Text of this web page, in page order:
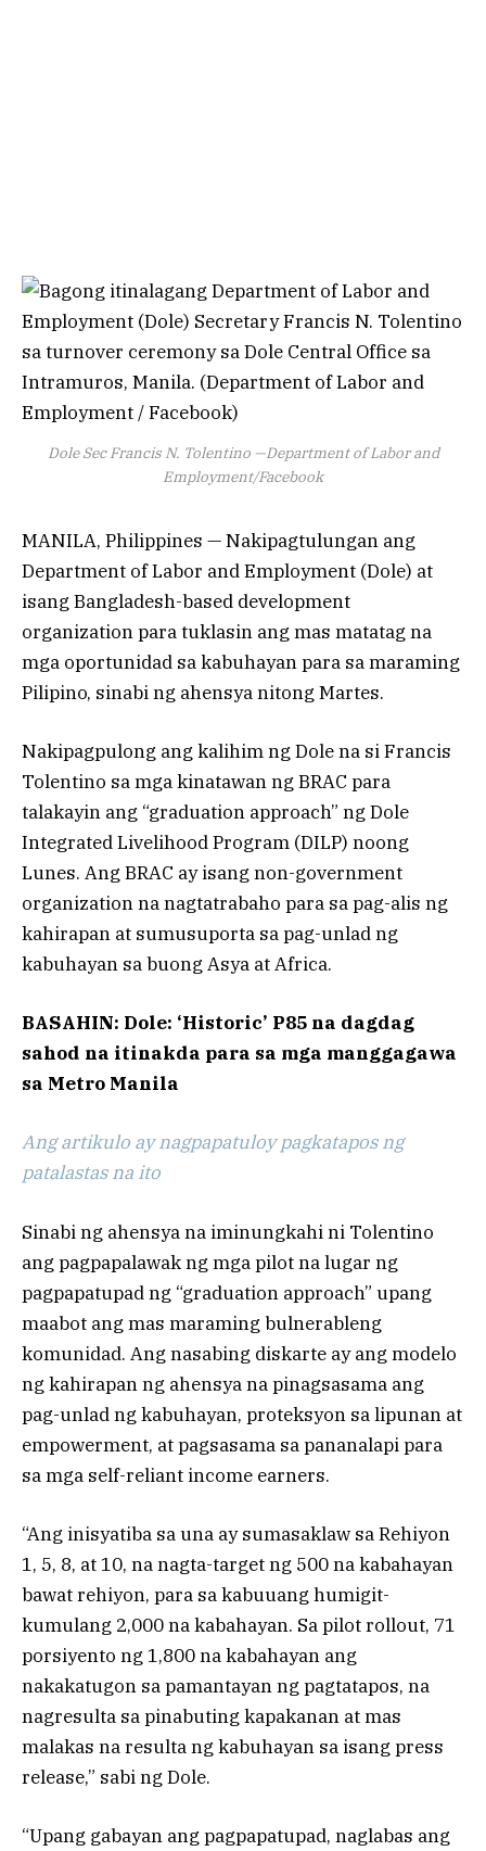
Dole Sec Francis N. Tolentino —Department of Labor and
Employment/Facebook
MANILA, Philippines — Nakipagtulungan ang
Department of Labor and Employment (Dole) at
isang Bangladesh-based development
organization para tuklasin ang mas matatag na
mga oportunidad sa kabuhayan para sa maraming
Pilipino, sinabi ng ahensya nitong Martes.
Nakipagpulong ang kalihim ng Dole na si Francis
Tolentino sa mga kinatawan ng BRAC para
talakayin ang “graduation approach” ng Dole
Integrated Livelihood Program (DILP) noong
Lunes. Ang BRAC ay isang non-government
organization na nagtatrabaho para sa pag-alis ng
kahirapan at sumusuporta sa pag-unlad ng
kabuhayan sa buong Asya at Africa.
BASAHIN: Dole: ‘Historic’ P85 na dagdag
sahod na itinakda para sa mga manggagawa
sa Metro Manila
Ang artikulo ay nagpapatuloy pagkatapos ng
patalastas na ito
Sinabi ng ahensya na iminungkahi ni Tolentino
ang pagpapalawak ng mga pilot na lugar ng
pagpapatupad ng “graduation approach” upang
maabot ang mas maraming bulnerableng
komunidad. Ang nasabing diskarte ay ang modelo
ng kahirapan ng ahensya na pinagsasama ang
pag-unlad ng kabuhayan, proteksyon sa lipunan at
empowerment, at pagsasama sa pananalapi para
sa mga self-reliant income earners.
“Ang inisyatiba sa una ay sumasaklaw sa Rehiyon
1, 5, 8, at 10, na nagta-target ng 500 na kabahayan
bawat rehiyon, para sa kabuuang humigit-
kumulang 2,000 na kabahayan. Sa pilot rollout, 71
porsiyento ng 1,800 na kabahayan ang
nakakatugon sa pamantayan ng pagtatapos, na
nagresulta sa pinabuting kapakanan at mas
malakas na resulta ng kabuhayan sa isang press
release,” sabi ng Dole.
“Upang gabayan ang pagpapatupad, naglabas ang